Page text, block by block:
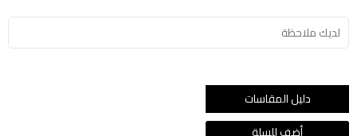
دليل المقاسات